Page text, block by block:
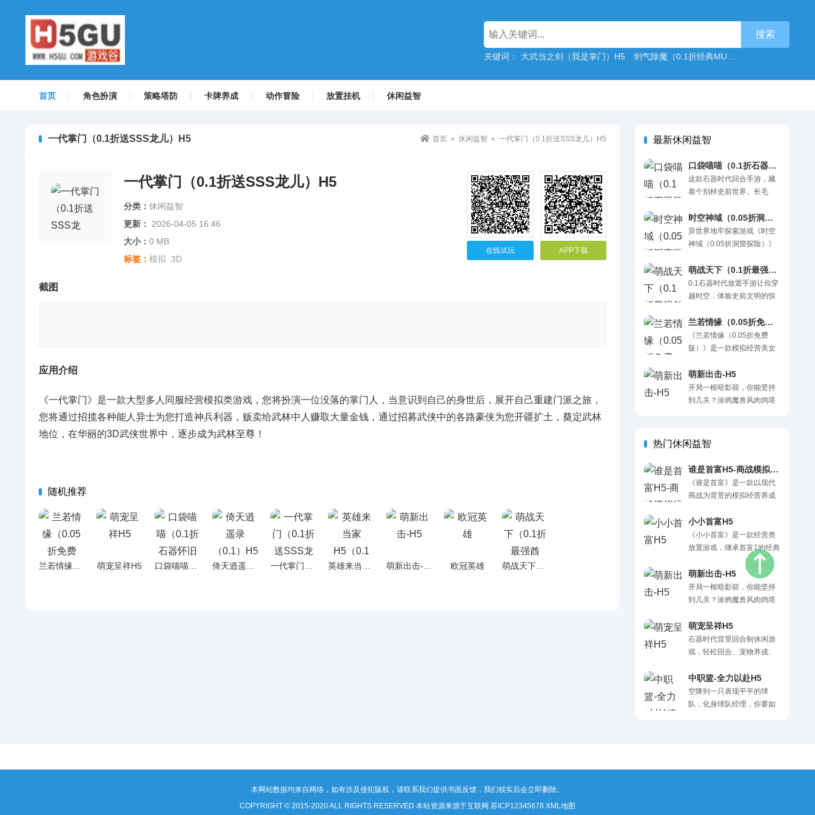
关键词： 大武当之剑（我是掌门）H5 剑气除魔（0.1折经典MUD）H5
首页 角色扮演 策略塔防 卡牌养成 动作冒险 放置挂机 休闲益智
最新休闲益智
口袋喵喵（0.1折石器怀旧版）H5
这款石器时代回合手游，藏
着个别样史前世界。长毛
荡，原始村落星罗棋布。 你
以原始人身份成长，拉上伙
伴闯遗迹、探洞穴。各色史
进化成靠谱帮手。回合制对
决讲究策略，得看双方实
力、宠物技能定战术，团队
话：重返蛮荒史前时代，驯
服异兽主宰原始纪元！ 货
币：钻石 充值比例：1:100
VIP12：直接解锁顶级特
权，起步即享..
时空神域（0.05折洞窟探险）H5
异世界地牢探索游戏《时空
神域（0.05折洞窟探险）》
秘而诡异，Roguelike玩法全
新升级，九大技能树任君搭
配，符石组合变化出无限可
大地牢洞穴随心探索，百种
不同的怪物和BOSS，300多
件随机属性的可收集装备，
有更多独特有趣的玩法等你
发现！深入秘境，挑战精英
BOSS，找寻神秘宝藏，收
萌战天下（0.1折最强酋长）H5
0.1石器时代放置手游让你穿
越时空，体验史前文明的惊
猎、采集资源、建立部落，
与其他玩家交流合作或对
抗。通过技术研发和战斗，
和敌人。挑战丰富的任务，
解锁新技能和装备，展现你
的智慧与勇气。在这个充满
史前世界的奥秘吧！ 一句
挂机手游 福利： 登入即送
VIP..
兰若情缘（0.05折免费版）H5
《兰若情缘（0.05折免费
版）》是一款模拟经营美女
生挂机类游戏。 真实模拟经
营各个超人气美女的直播
间，从而白手起家成为一代
业最终成为商业大亨。 游戏
中，玩家不断凭借各种人格
魅力以及选择认识各个美女
为她们创立直播间，进行直
播大秀，最终一步一步进行
卡牌养成，成为一代商业巨
领取！！SSR美女秘书、豪
车派对..
萌新出击-H5
开局一根暗影箭，你能坚持
到几关？涂鸦魔兽风肉鸽塔
你敢来挑战吗！
热门休闲益智
谁是首富H5-商战模拟经营类
《谁是首富》是一款以现代
商战为背景的模拟经营养成
资、商战、金融战争、宴会
等玩法，获得提升人才能力
和建筑等级的道具，在竞争
激烈的商业环境下，对抗金
融巨头，打造自己的商业帝
国。
小小首富H5
《小小首富》是一款经营类
放置游戏，继承首富1的经典
玩法，开启全新猎偷机制，
让你可以一夜暴富，偷取土
豪的资金，壮大自己的实
力。快进来开创属于自己的
你将接受万人敬仰，邂逅那
个属于你的她/他。
萌新出击-H5
开局一根暗影箭，你能坚持
到几关？涂鸦魔兽风肉鸽塔
性强，升级技能满屏清怪，
你敢来挑战吗！
萌宠呈祥H5
石器时代背景回合制休闲游
戏，轻松回合、宠物养成、
系体验，还原原始旷野的自
在冒险。
中职篮-全力以赴H5
空降到一只表现平平的球
队，化身球队经理，你要如
赴》中实现！ 官方赛事正版
一代掌门（0.1折送SSS龙儿）H5 首页 »休闲益智 » 一代掌门（0.1折送SSS龙儿）H5
一代掌门（0.1折送SSS龙儿）H5
分类： 休闲益智
更新： 2026-04-05 16:46
大小： 0 MB
标签： 模拟 3D
在线试玩 APP下载
截图
应用介绍
《一代掌门》是一款大型多人同服经营模拟类游戏，您将扮演一位没落的掌门人，当意识到自己的身世后，展开自己重建门派之旅，
您将通过招揽各种能人异士为您打造神兵利器，贩卖给武林中人赚取大量金钱，通过招募武侠中的各路豪侠为您开疆扩土，奠定武林
地位，在华丽的3D武侠世界中，逐步成为武林至尊！
随机推荐
兰若情缘（0.05折免费版）H5 萌宠呈祥H5 口袋喵喵（0.1折石器怀旧版）H5 欧冠英雄
本网站数据均来自网络，如有涉及侵犯版权，请联系我们提供书面反馈，我们核实后会立即删除。
COPYRIGHT © 2015-2020 ALL RIGHTS RESERVED 本站资源来源于互联网 苏ICP12345678 XML地图